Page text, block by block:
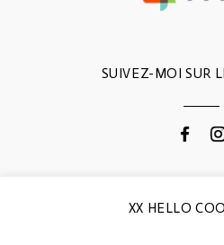
SUIVEZ-MOI SUR
XX HELLO